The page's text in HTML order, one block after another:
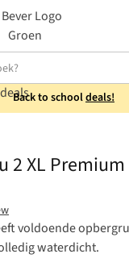
Back to schooldeals!
2 XL
voldoende
waterdicht.